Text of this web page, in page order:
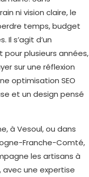
ni vision claire, le
temps, budget
Il s’agit d’un
pour plusieurs années,
sur une réflexion
optimisation SEO
et un design pensé
à Vesoul, ou dans
Franche-Comté,
les artisans à
une expertise